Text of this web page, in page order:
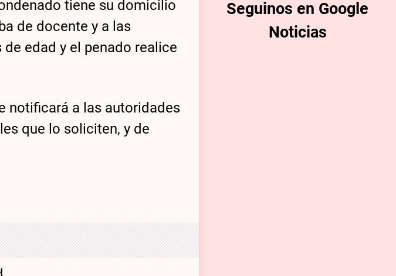
tiene su domicilio
de docente y a las
edad y el penado realice
notificará a las autoridades
que lo soliciten, y de
Seguinos en Google
Noticias